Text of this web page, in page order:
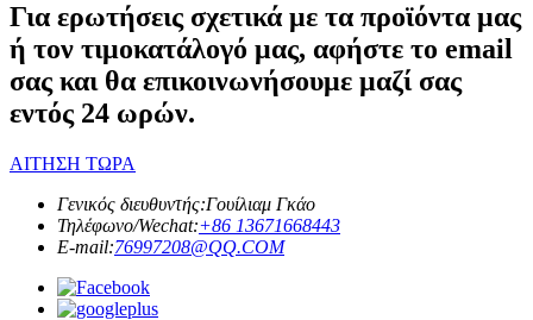
Για ερωτήσεις σχετικά με τα προϊόντα μας
ή τον τιμοκατάλογό μας, αφήστε το email
σας και θα επικοινωνήσουμε μαζί σας
εντός 24 ωρών.
ΑΙΤΗΣΗ ΤΩΡΑ
Γενικός διευθυντής:Γουίλιαμ Γκάο
Τηλέφωνο/Wechat:+86 13671668443
E-mail:76997208@QQ.COM